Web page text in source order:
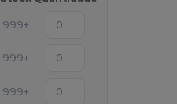
999+
999+
999+